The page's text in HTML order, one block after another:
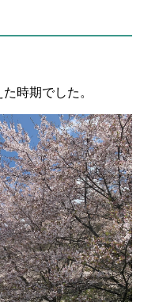
時期でした。